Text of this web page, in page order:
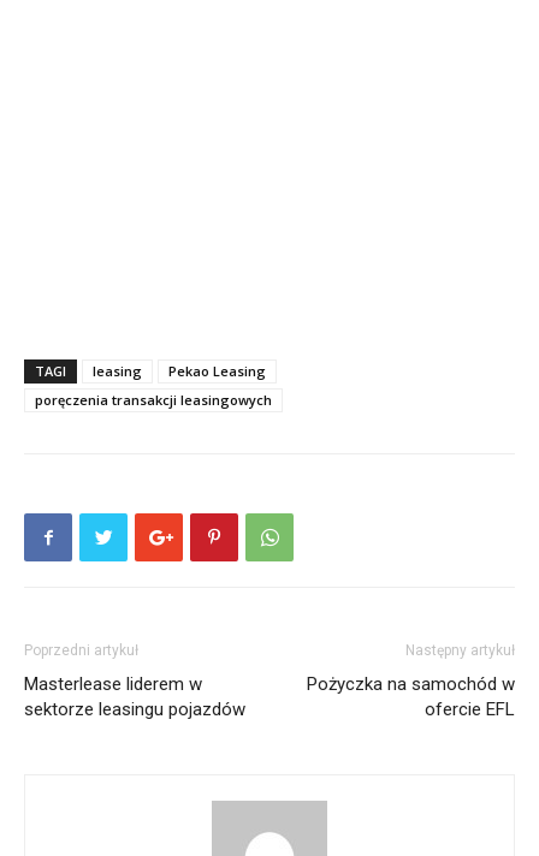
TAGI leasing
Pekao Leasing
poręczenia transakcji leasingowych
Poprzedni artykuł
Masterlease liderem w
sektorze leasingu pojazdów
Następny artykuł
Pożyczka na samochód w
ofercie EFL